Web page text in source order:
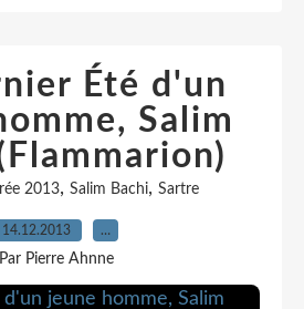
Été d'un
Salim
2013, Salim Bachi, Sartre
14.12.2013 …
Par Pierre Ahnne